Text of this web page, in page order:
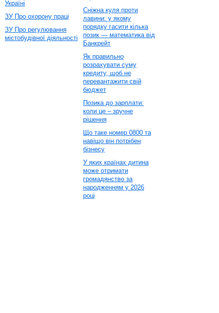
Україні
ЗУ Про охорону праці
ЗУ Про регулювання
містобудівної діяльності
Сніжна куля проти
лавини: у якому
порядку гасити кілька
позик — математика від
Банкрейт
Як правильно
розрахувати суму
кредиту, щоб не
перевантажити свій
бюджет
Позика до зарплати:
коли це – зручне
рішення
Що таке номер 0800 та
навіщо він потрібен
бізнесу
У яких країнах дитина
може отримати
громадянство за
народженням у 2026
році